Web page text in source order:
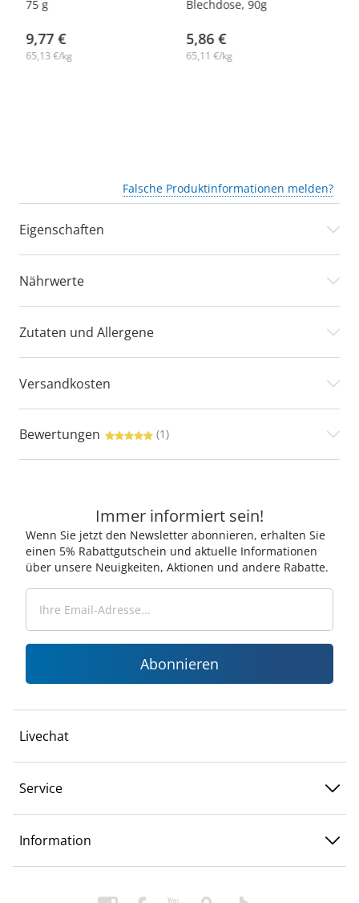
75 g
9,77 €
65,13 €/kg
Blechdose, 90g
5,86 €
65,11 €/kg
Falsche Produktinformationen melden?
Eigenschaften
Nährwerte
Zutaten und Allergene
Versandkosten
Bewertungen (1)
Immer informiert sein!
Wenn Sie jetzt den Newsletter abonnieren, erhalten Sie
einen 5% Rabattgutschein und aktuelle Informationen
über unsere Neuigkeiten, Aktionen und andere Rabatte.
Abonnieren
Livechat
Service
Information